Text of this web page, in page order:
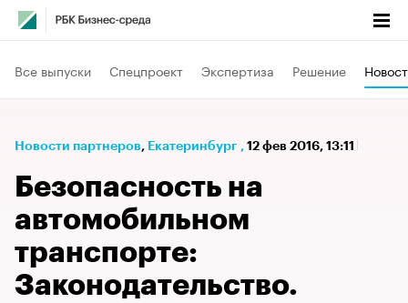
Все выпуски Спецпроект Экспертиза Решение
Новости партнеров⁠, Екатеринбург , 12 фев 2016, 13:11
Безопасность на
автомобильном
транспорте:
Законодательство.